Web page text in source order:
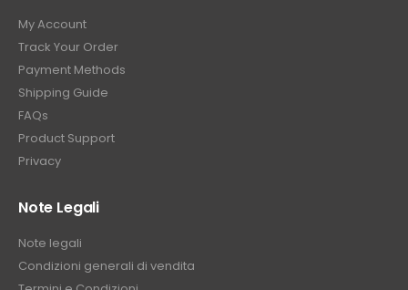
My Account
Track Your Order
Payment Methods
Shipping Guide
FAQs
Product Support
Privacy
Note Legali
Note legali
Condizioni generali di vendita